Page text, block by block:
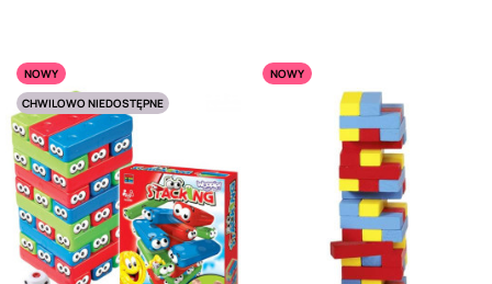
NOWY
CHWILOWO NIEDOSTĘPNE
NOWY